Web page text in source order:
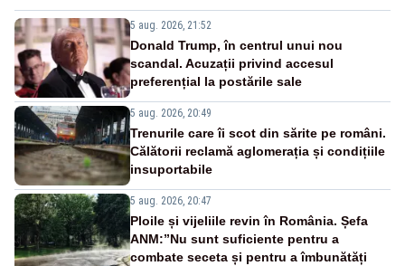
5 aug. 2026, 21:52
Donald Trump, în centrul unui nou
scandal. Acuzații privind accesul
preferențial la postările sale
5 aug. 2026, 20:49
Trenurile care îi scot din sărite pe români.
Călătorii reclamă aglomerația și condițiile
insuportabile
5 aug. 2026, 20:47
Ploile și vijeliile revin în România. Șefa
ANM:”Nu sunt suficiente pentru a
combate seceta și pentru a îmbunătăți